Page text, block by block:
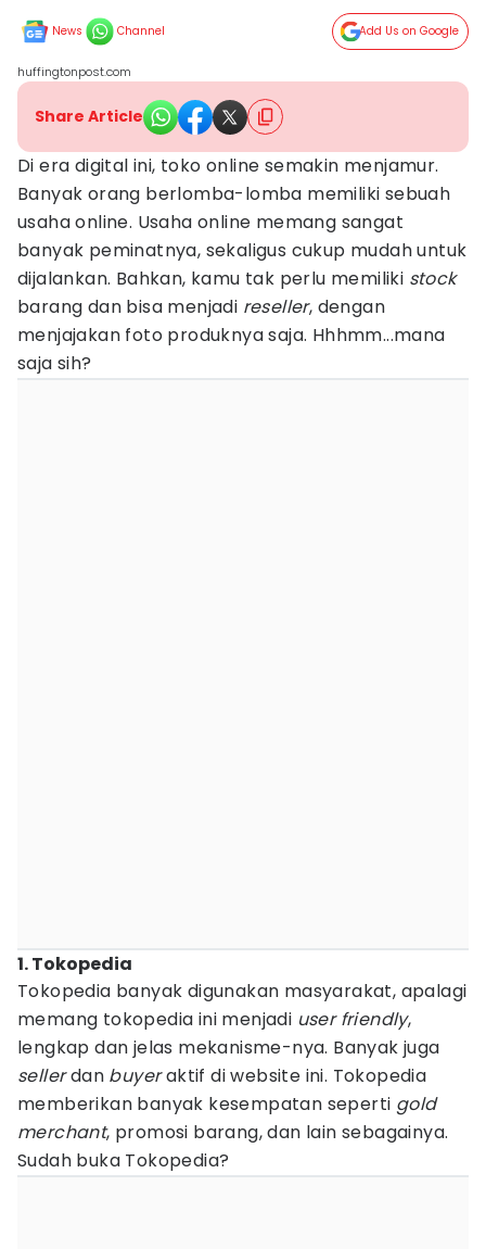
News Channel Add Us on Google
huffingtonpost.com
Share Article
Di era digital ini, toko online semakin menjamur.
Banyak orang berlomba-lomba memiliki sebuah
usaha online. Usaha online memang sangat
banyak peminatnya, sekaligus cukup mudah untuk
dijalankan. Bahkan, kamu tak perlu memiliki stock
barang dan bisa menjadi reseller, dengan
menjajakan foto produknya saja. Hhhmm...mana
saja sih?
1. Tokopedia
Tokopedia banyak digunakan masyarakat, apalagi
memang tokopedia ini menjadi user friendly,
lengkap dan jelas mekanisme-nya. Banyak juga
sellerdan buyeraktif di website ini. Tokopedia
memberikan banyak kesempatan seperti gold
merchant, promosi barang, dan lain sebagainya.
Sudah buka Tokopedia?